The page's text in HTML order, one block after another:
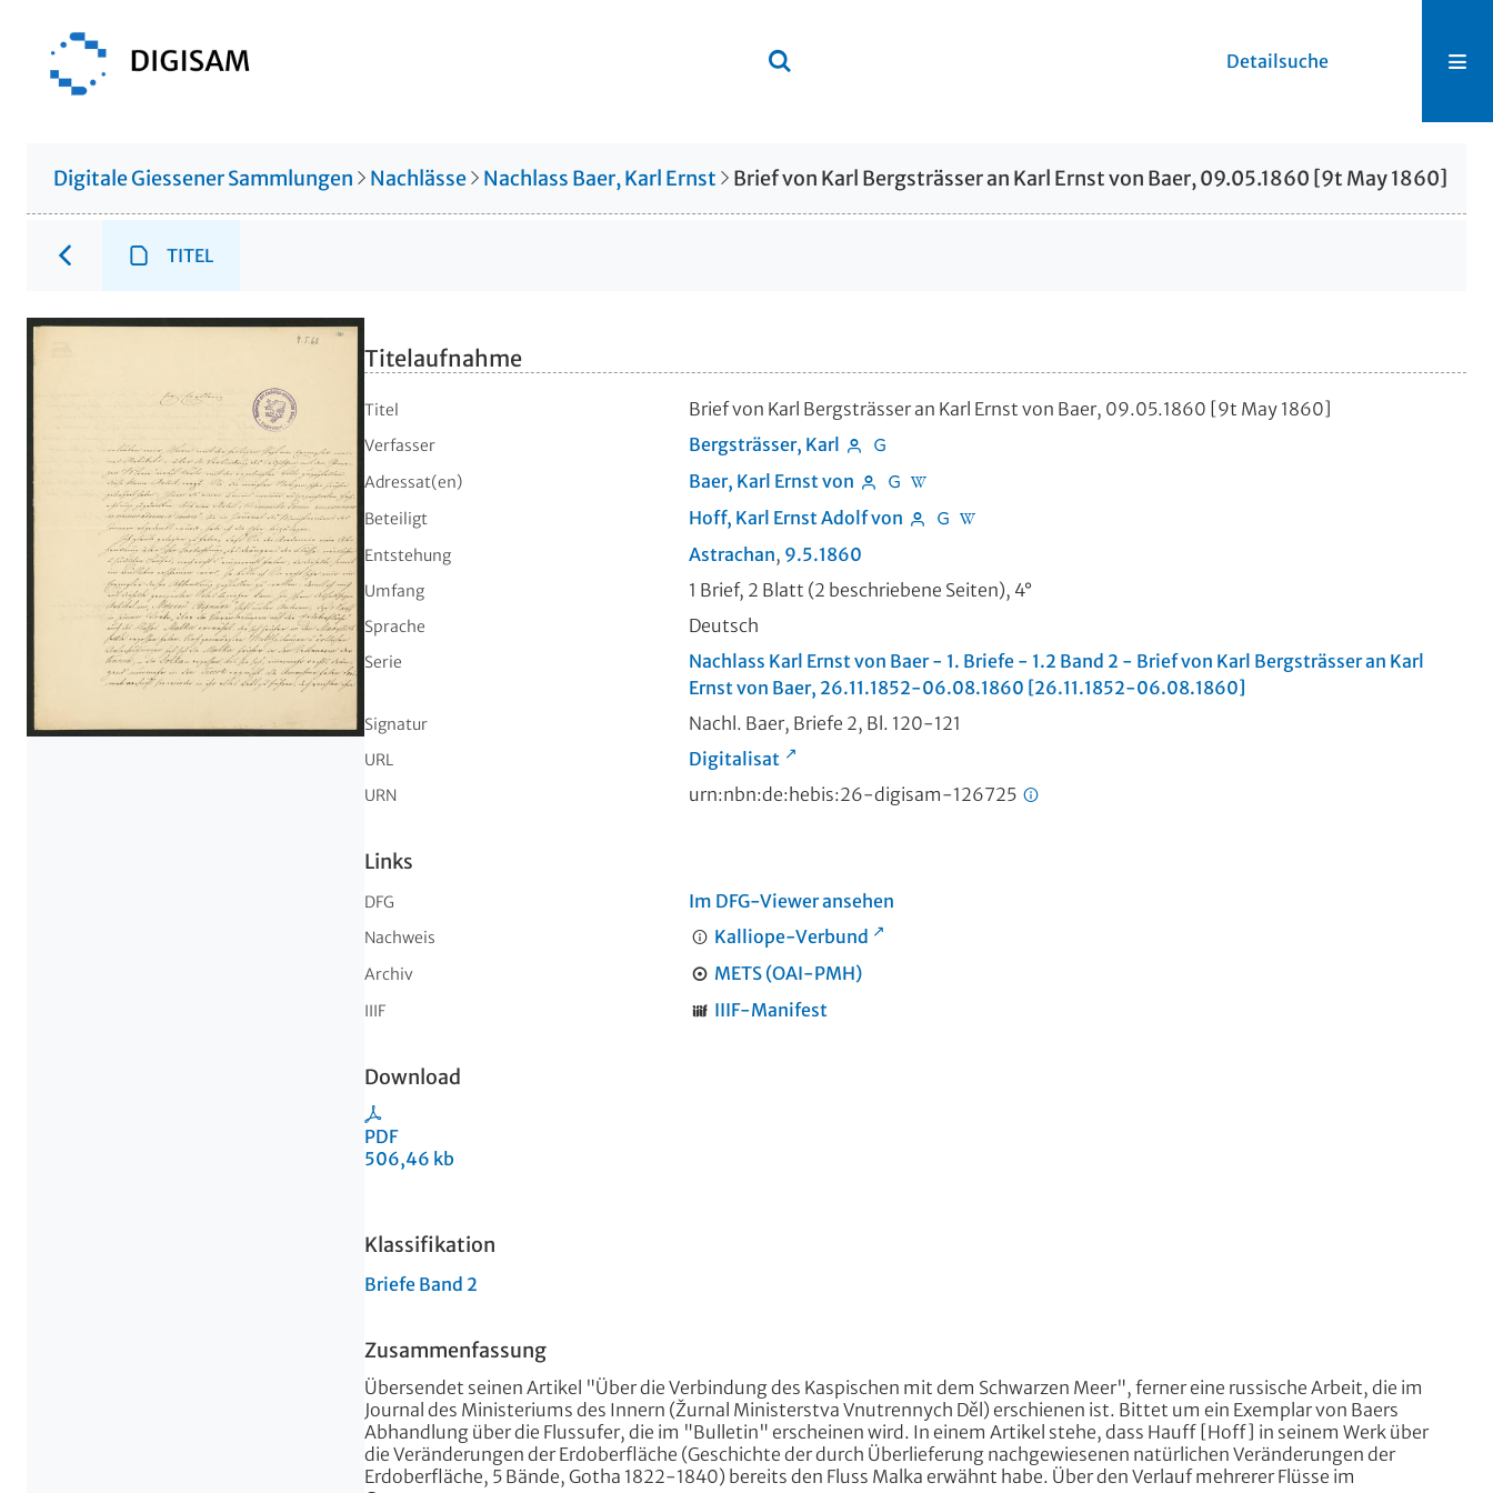
Detailsuche
Digitale Giessener Sammlungen Nachlässe Nachlass Baer, Karl Ernst Brief von Karl Bergsträsser an Karl Ernst von Baer, 09.05.1860 [9t May 1860]
TITEL
Titelaufnahme
Titel Brief von Karl Bergsträsser an Karl Ernst von Baer, 09.05.1860 [9t May 1860]
Verfasser Bergsträsser, Karl
Adressat(en) Baer, Karl Ernst von
Beteiligt Hoff, Karl Ernst Adolf von
Entstehung Astrachan, 9.5.1860
Umfang 1 Brief, 2 Blatt (2 beschriebene Seiten), 4°
Sprache Deutsch
Serie
Nachlass Karl Ernst von Baer - 1. Briefe - 1.2 Band 2 - Brief von Karl Bergsträsser an Karl
Ernst von Baer, 26.11.1852-06.08.1860 [26.11.1852-06.08.1860]
Signatur Nachl. Baer, Briefe 2, Bl. 120-121
URL Digitalisat
URN urn:nbn:de:hebis:26-digisam-126725
Links
DFG Im DFG-Viewer ansehen
Nachweis Kalliope-Verbund
Archiv METS (OAI-PMH)
IIIF IIIF-Manifest
Download
PDF
506,46 kb
Klassifikation
Briefe Band 2
Zusammenfassung
Übersendet seinen Artikel "Über die Verbindung des Kaspischen mit dem Schwarzen Meer", ferner eine russische Arbeit, die im
Journal des Ministeriums des Innern (Žurnal Ministerstva Vnutrennych Děl) erschienen ist. Bittet um ein Exemplar von Baers
Abhandlung über die Flussufer, die im "Bulletin" erscheinen wird. In einem Artikel stehe, dass Hauff [Hoff] in seinem Werk über
die Veränderungen der Erdoberfläche (Geschichte der durch Überlieferung nachgewiesenen natürlichen Veränderungen der
Erdoberfläche, 5 Bände, Gotha 1822-1840) bereits den Fluss Malka erwähnt habe. Über den Verlauf mehrerer Flüsse im